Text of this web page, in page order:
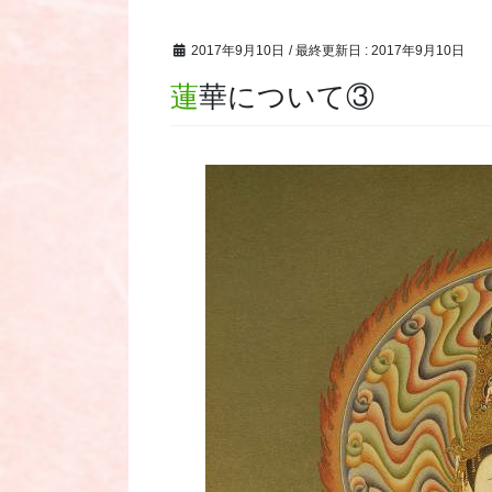
2017年9月10日 / 最終更新日 :2017年9月10日
蓮華について③